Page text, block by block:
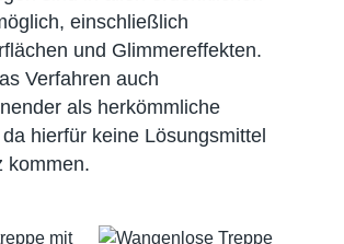
einschließlich
und Glimmereffekten.
Verfahren auch
als herkömmliche
hierfür keine Lösungsmittel
kommen.